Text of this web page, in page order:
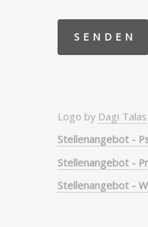
Logo by Dagi Talas
Stellenangebot -
Stellenangebot -
Stellenangebot -